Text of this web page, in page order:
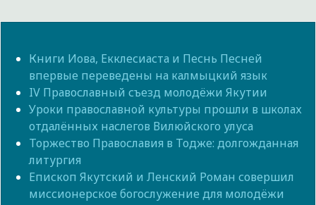
Книги Иова, Екклесиаста и Песнь Песней
впервые переведены на калмыцкий язык
IV Православный съезд молодёжи Якутии
Уроки православной культуры прошли в школах
отдалённых наслегов Вилюйского улуса
Торжество Православия в Тодже: долгожданная
литургия
Епископ Якутский и Ленский Роман совершил
миссионерское богослужение для молодёжи